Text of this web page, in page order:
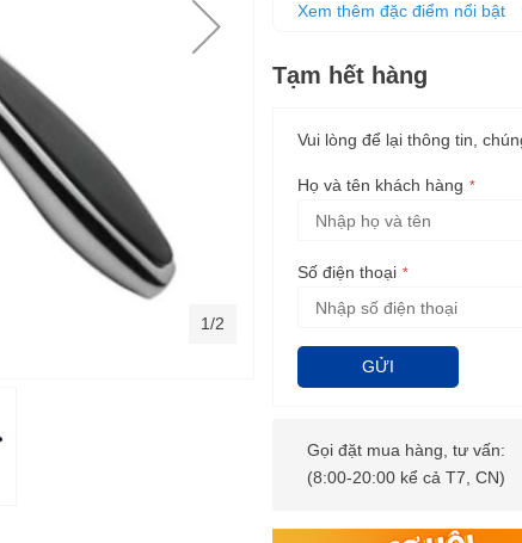
Tay cầm được bọc cao su
Xem thêm đặc điểm nổi bật
Tạm hết hàng
Vui lòng để lại thông tin,
Họ và tên khách hàng
Số điện thoại
GỬI
Gọi đặt mua hàng, tư vấn:
(8:00-20:00 kể cả T7, CN)
1/2